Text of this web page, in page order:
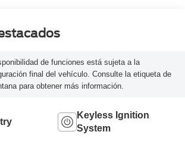
de funciones está sujeta a la
final del vehículo. Consulte la etiqueta de
para obtener más información.
Keyless Ignition
System